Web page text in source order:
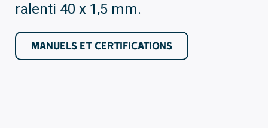
ralenti 40 x 1,5 mm.
MANUELS ET CERTIFICATIONS